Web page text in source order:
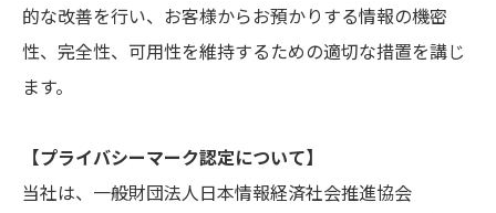
的な改善を行い、お客様からお預かりする情報の機密
性、完全性、可用性を維持するための適切な措置を講じ
ます。
【プライバシーマーク認定について】
当社は、一般財団法人日本情報経済社会推進協会